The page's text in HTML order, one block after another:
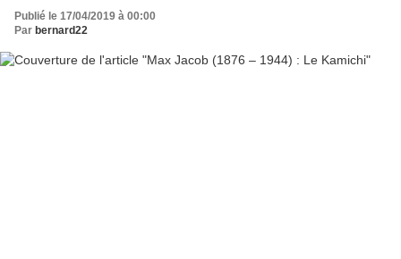
Publié le 17/04/2019 à 00:00
Par bernard22